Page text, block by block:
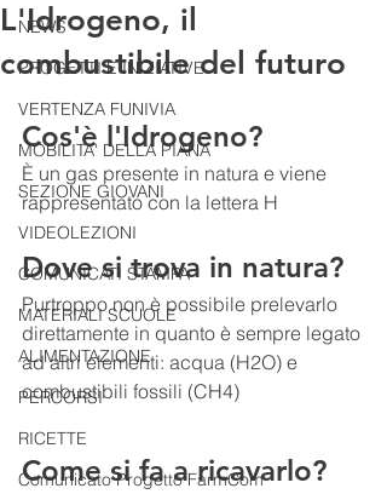
NEWS
PROGETTI E INIZIATIVE
VERTENZA FUNIVIA
MOBILITA' DELLA PIANA
SEZIONE GIOVANI
VIDEOLEZIONI
COMUNICATI STAMPA
MATERIALI SCUOLE
ALIMENTAZIONE
PERCORSI
RICETTE
Comunicato Progetto FarmCom
L'Idrogeno, il
combustibile del futuro
Cos'è l'Idrogeno?
È un gas presente in natura e viene
rappresentato con la lettera H
Dove si trova in natura?
Purtroppo non è possibile prelevarlo
direttamente in quanto è sempre legato
ad altri elementi: acqua (H2O) e
combustibili fossili (CH4)
Come si fa a ricavarlo?